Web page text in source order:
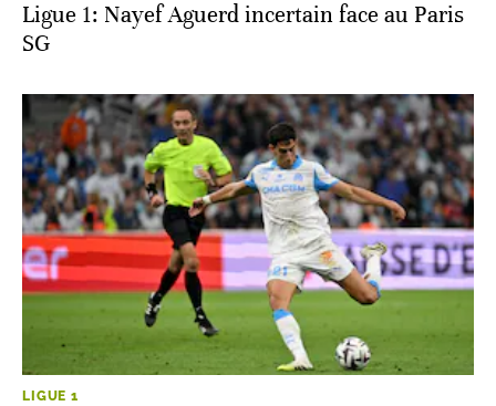
Ligue 1: Nayef Aguerd incertain face au Paris
SG
LIGUE 1